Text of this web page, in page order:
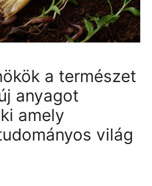
a természet
anyagot
amely
világ